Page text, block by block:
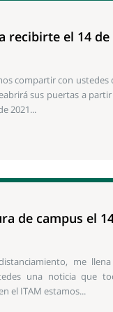
recibirte el 14 de
compartir con ustedes
sus puertas a
2021...
de campus el
me
una noticia que
el ITAM estamos...